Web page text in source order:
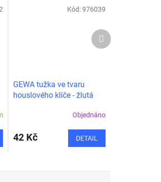
GEWA tužka ve tvaru
houslového klíče - žlutá
Objednáno
42 Kč DETAIL
Kód:976039
Další
produkt